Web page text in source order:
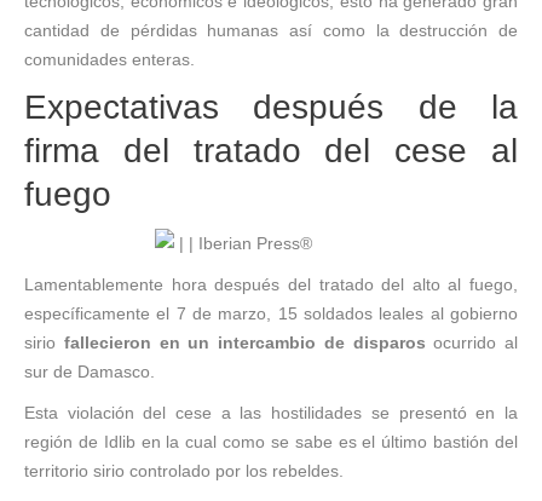
cantidad de pérdidas humanas así como la destrucción de
comunidades enteras.
Expectativas después de la
firma del tratado del cese al
fuego
Lamentablemente hora después del tratado del alto al fuego,
específicamente el 7 de marzo, 15 soldados leales al gobierno
sirio fallecieron en un intercambio de disparos ocurrido al
sur de Damasco.
Esta violación del cese a las hostilidades se presentó en la
región de Idlib en la cual como se sabe es el último bastión del
territorio sirio controlado por los rebeldes.